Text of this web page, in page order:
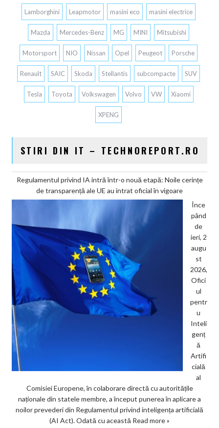
Lamborghini Leapmotor masini eco masini electrice
Mazda Mercedes-Benz MG MINI Mitsubishi
Motorsport NIO Nissan Opel Peugeot Porsche
Renault SAIC Skoda Stellantis subcompacte SUV
Tesla Toyota Volkswagen Volvo VW Xiaomi
XPENG
STIRI DIN IT – TECHNOREPORT.RO
Regulamentul privind IA intră într-o nouă etapă: Noile cerințe
de transparență ale UE au intrat oficial în vigoare
Înce
pând
de
ieri, 2
augu
st
2026,
Ofici
ul
pentr
u
Inteli
genț
ă
Artifi
cială
al
Comisiei Europene, în colaborare directă cu autoritățile
naționale din statele membre, a început punerea în aplicare a
noilor prevederi din Regulamentul privind inteligența artificială
(AI Act). Odată cu această Read more »